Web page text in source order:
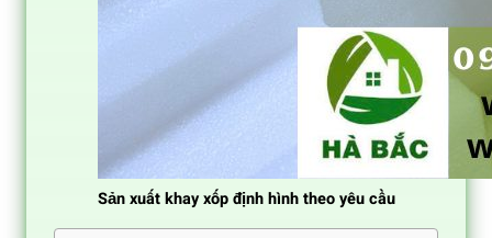
Sản xuất khay xốp định hình theo yêu cầu